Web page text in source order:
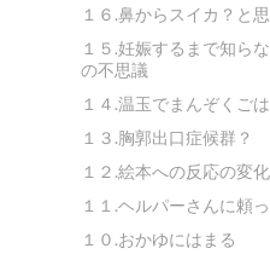
１６.鼻からスイカ？と
１５.妊娠するまで知ら
の不思議
１４.温玉でまんぞくご
１３.胸郭出口症候群？
１２.絵本への反応の変化
１１.ヘルパーさんに頼
１０.おかゆにはまる